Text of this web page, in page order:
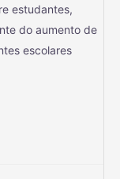
estudantes,
do aumento de
escolares